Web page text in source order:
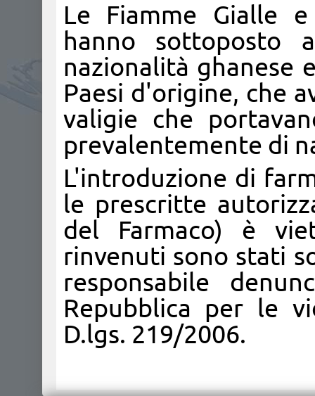
Le Fiamme Gialle
hanno sottoposto
nazionalità ghanese
Paesi d'origine, che
valigie che
prevalentemente di
L'introduzione di
le prescritte
del Farmaco) è
rinvenuti sono stati
responsabile
Repubblica per le
D.lgs. 219/2006.​